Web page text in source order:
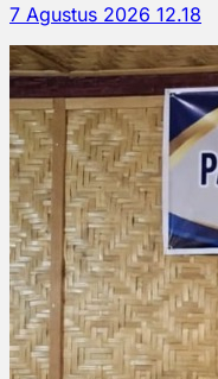
7 Agustus 2026 12.18